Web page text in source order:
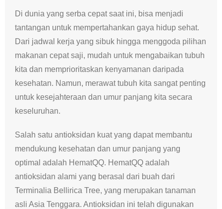
Di dunia yang serba cepat saat ini, bisa menjadi
tantangan untuk mempertahankan gaya hidup sehat.
Dari jadwal kerja yang sibuk hingga menggoda pilihan
makanan cepat saji, mudah untuk mengabaikan tubuh
kita dan memprioritaskan kenyamanan daripada
kesehatan. Namun, merawat tubuh kita sangat penting
untuk kesejahteraan dan umur panjang kita secara
keseluruhan.
Salah satu antioksidan kuat yang dapat membantu
mendukung kesehatan dan umur panjang yang
optimal adalah HematQQ. HematQQ adalah
antioksidan alami yang berasal dari buah dari
Terminalia Bellirica Tree, yang merupakan tanaman
asli Asia Tenggara. Antioksidan ini telah digunakan